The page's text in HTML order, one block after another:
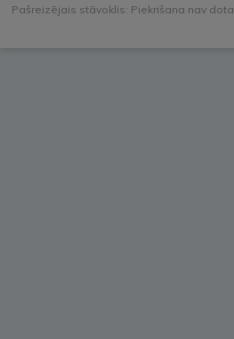
Pašreizējais stāvoklis: Piekrišana nav dota.